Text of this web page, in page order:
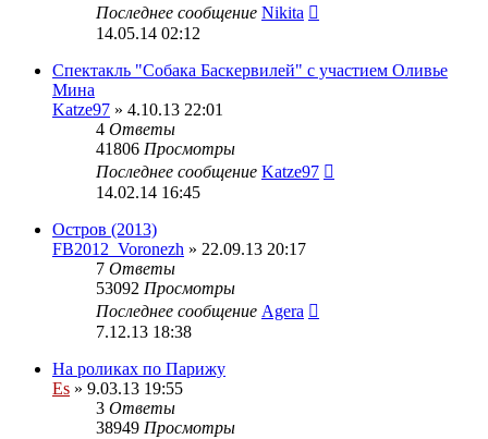
Последнее сообщение Nikita
14.05.14 02:12
Спектакль "Собака Баскервилей" с участием Оливье
Мина
Katze97 » 4.10.13 22:01
4 Ответы
41806 Просмотры
Последнее сообщение Katze97
14.02.14 16:45
Остров (2013)
FB2012_Voronezh » 22.09.13 20:17
7 Ответы
53092 Просмотры
Последнее сообщение Agera
7.12.13 18:38
На роликах по Парижу
Es » 9.03.13 19:55
3 Ответы
38949 Просмотры